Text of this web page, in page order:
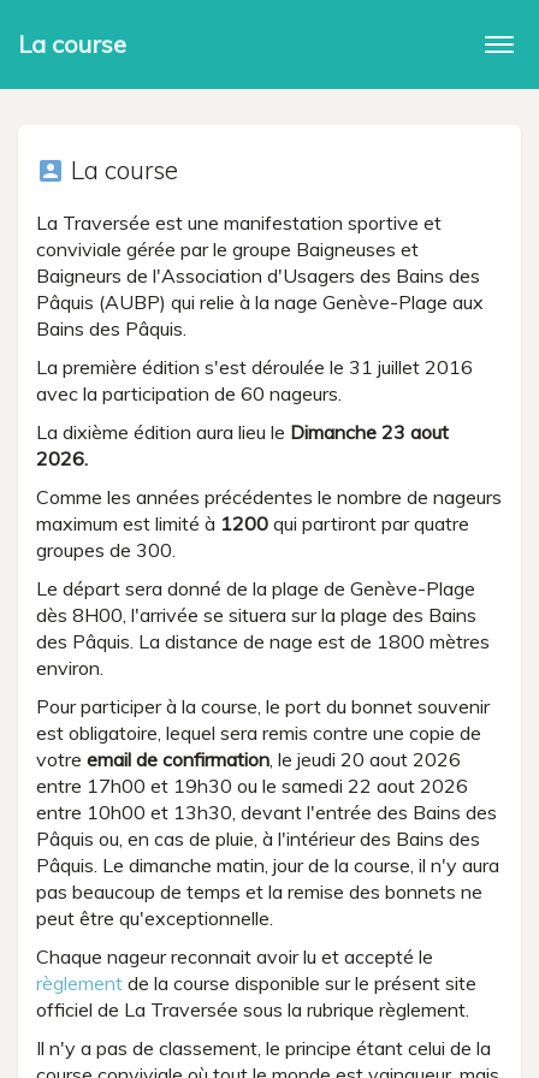
La course
account_box La course
La Traversée est une manifestation sportive et
conviviale gérée par le groupe Baigneuses et
Baigneurs de l'Association d'Usagers des Bains des
Pâquis (AUBP) qui relie à la nage Genève-Plage aux
Bains des Pâquis.
La première édition s'est déroulée le 31 juillet 2016
avec la participation de 60 nageurs.
La dixième édition aura lieu le Dimanche 23 aout
2026.
Comme les années précédentes le nombre de nageurs
maximum est limité à 1200 qui partiront par quatre
groupes de 300.
Le départ sera donné de la plage de Genève-Plage
dès 8H00, l'arrivée se situera sur la plage des Bains
des Pâquis. La distance de nage est de 1800 mètres
environ.
Pour participer à la course, le port du bonnet souvenir
est obligatoire, lequel sera remis contre une copie de
votre email de confirmation, le jeudi 20 aout 2026
entre 17h00 et 19h30 ou le samedi 22 aout 2026
entre 10h00 et 13h30, devant l'entrée des Bains des
Pâquis ou, en cas de pluie, à l'intérieur des Bains des
Pâquis. Le dimanche matin, jour de la course, il n'y aura
pas beaucoup de temps et la remise des bonnets ne
peut être qu'exceptionnelle.
Chaque nageur reconnait avoir lu et accepté le
règlement de la course disponible sur le présent site
officiel de La Traversée sous la rubrique règlement.
Il n'y a pas de classement, le principe étant celui de la